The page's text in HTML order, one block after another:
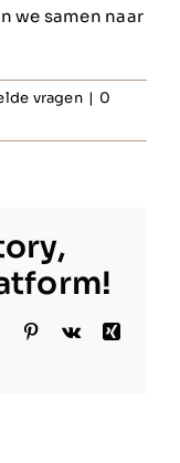
we samen naar
vragen | 0
Tumblr Pinterest
Vk
Xing